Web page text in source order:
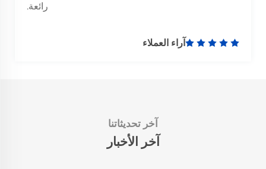
رائعة.
آراء العملاء
آخر تحديثاتنا
آخر الأخبار